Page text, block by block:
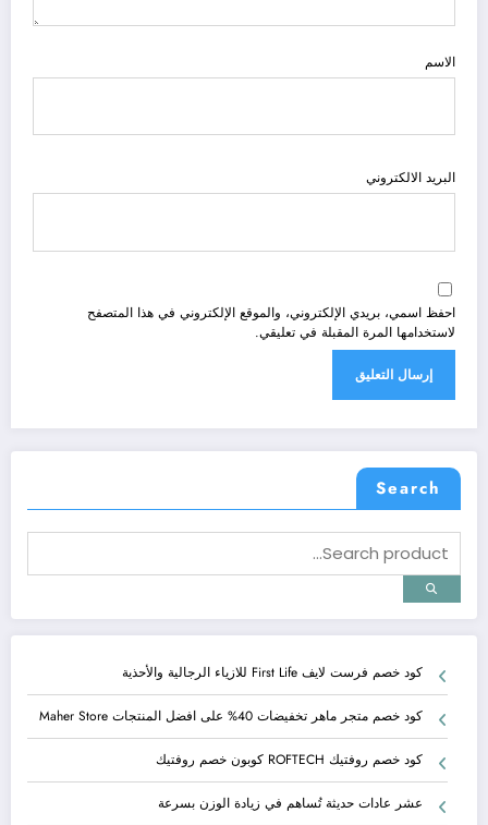
الاسم
البريد الالكتروني
احفظ اسمي، بريدي الإلكتروني، والموقع الإلكتروني في هذا المتصفح
لاستخدامها المرة المقبلة في تعليقي.
Search
كود خصم فرست لايف First Life للازياء الرجالية والأحذية
كود خصم متجر ماهر تخفيضات 40% على افضل المنتجات Maher Store
كود خصم روفتيك ROFTECH كوبون خصم روفتيك
عشر عادات حديثة تُساهم في زيادة الوزن بسرعة